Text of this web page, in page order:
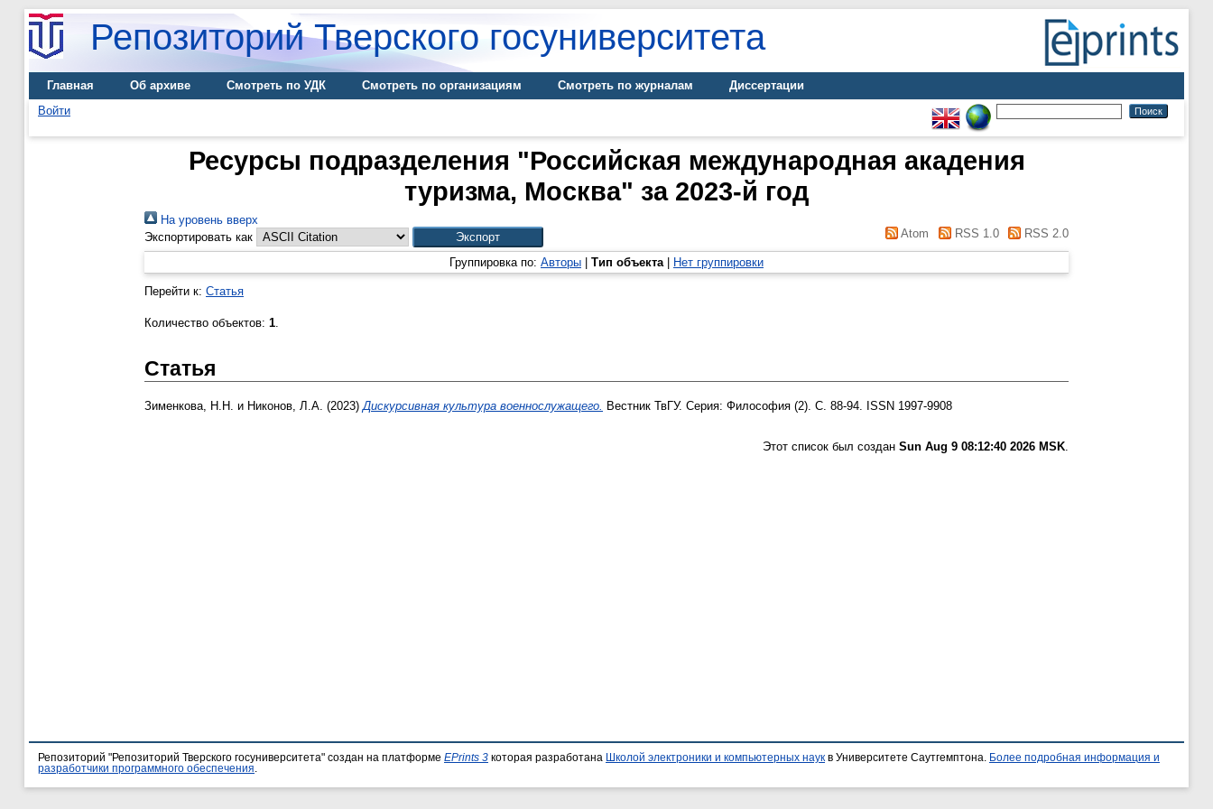
Репозиторий Тверского госуниверситета
Главная Об архиве Смотреть по УДК Смотреть по организациям Смотреть по журналам
Диссертации
Войти
Ресурсы подразделения "Российская международная акадения
туризма, Москва" за 2023-й год
На уровень вверх
Экспортировать как
Atom RSS 1.0 RSS 2.0
Группировка по: Авторы Тип объекта| Нет группировки
Перейти к: Статья
Количество объектов: 1.
Статья
Зименкова, Н.Н. и Никонов, Л.А. (2023)Дискурсивная культура военнослужащего. Вестник ТвГУ. Серия: Философия (2). С. 88-94. ISSN 1997-9908
Этот список был создан Sun Aug 9 08:12:40 2026 MSK.
Репозиторий "Репозиторий Тверского госуниверситета" создан на платформе EPrints 3 которая разработана Школой электроники и компьютерных наук в Университете Саутгемптона.
Более подробная информация и
разработчики программного обеспечения